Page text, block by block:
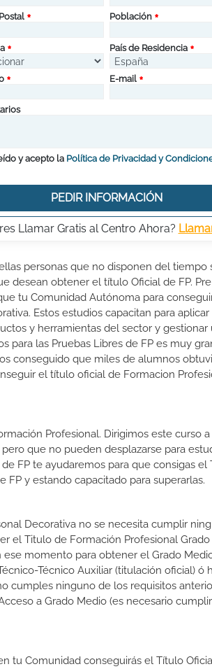
Población
País de Residencia
E-mail
y acepto la Política de Privacidad y
PEDIR INFORMACIÓN
Llamar Gratis al Centro Ahora?
personas que no disponen del tiempo
desean obtener el título Oficial de FP.
tu Comunidad Autónoma para
Estos estudios capacitan para aplicar
y herramientas del sector y gestionar
para las Pruebas Libres de FP es muy
conseguido que miles de alumnos
el título oficial de Formacion
Profesional. Dirigimos este curso
que no pueden desplazarse para
FP te ayudaremos para que consigas el
FP y estando capacitado para superarlas.
Decorativa no se necesita cumplir
el Titulo de Formación Profesional
momento para obtener el Grado
Técnico Auxiliar (titulación oficial) ó
cumples ninguno de los requisitos
a Grado Medio (es necesario
tu Comunidad conseguirás el Título